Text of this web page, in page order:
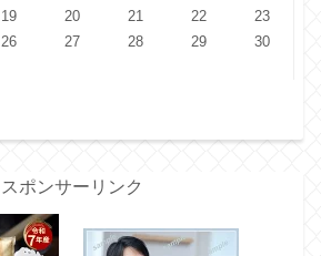
19 20 21 22
23
26 27 28 29
30
スポンサーリンク